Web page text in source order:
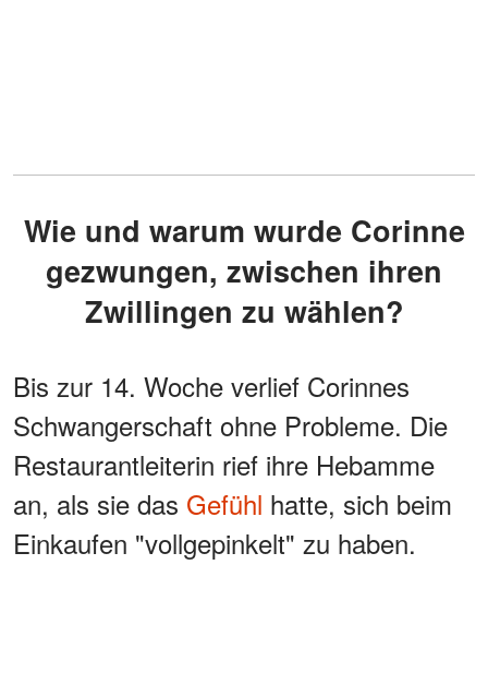
Wie und warum wurde Corinne
gezwungen, zwischen ihren
Zwillingen zu wählen?
Bis zur 14. Woche verlief Corinnes
Schwangerschaft ohne Probleme. Die
Restaurantleiterin rief ihre Hebamme
an, als sie das Gefühl hatte, sich beim
Einkaufen "vollgepinkelt" zu haben.